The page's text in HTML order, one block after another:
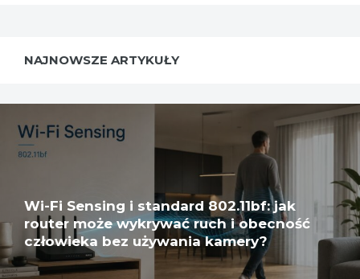
NAJNOWSZE ARTYKUŁY
Wi-Fi Sensing i standard 802.11bf: jak
router może wykrywać ruch i obecność
człowieka bez używania kamery?